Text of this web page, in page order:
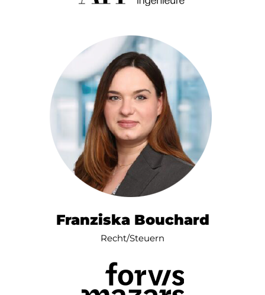
Franziska Bouchard
Recht/Steuern